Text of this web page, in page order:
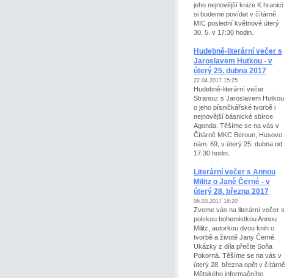
jeho nejnovější knize K hranici
si budeme povídat v čítárně
MIC poslední květnové úterý
30. 5. v 17:30 hodin.
Hudebně-literární večer s
Jaroslavem Hutkou - v
úterý 25. dubna 2017
22.04.2017 15:25
Hudebně-literární večer
Stranou: s Jaroslavem Hutkou
o jeho písničkářské tvorbě i
nejnovější básnické sbírce
Agonda. Těšíme se na vás v
Čítárně MKC Beroun, Husovo
nám. 69, v úterý 25. dubna od
17:30 hodin.
Literární večer s Annou
Militz o Janě Černé - v
úterý 28. března 2017
06.03.2017 18:20
Zveme vás na literární večer s
polskou bohemistkou Annou
Militz, autorkou dvou knih o
tvorbě a životě Jany Černé.
Ukázky z díla přečte Soňa
Pokorná. Těšíme se na vás v
úterý 28. března opět v čítárně
Mětského informačního